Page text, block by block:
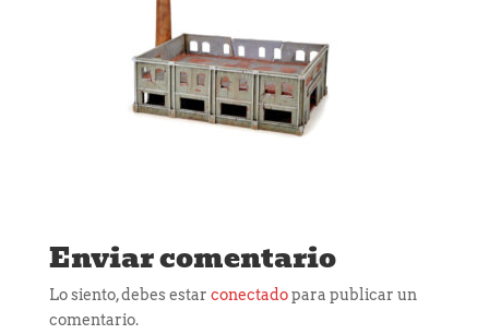
Enviar comentario
Lo siento, debes estar conectadopara publicar un
comentario.